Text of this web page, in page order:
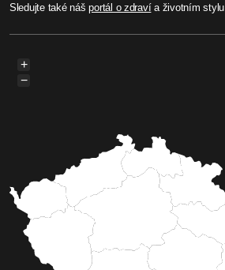
Sledujte také nášportál o zdravía životním stylu
+
−